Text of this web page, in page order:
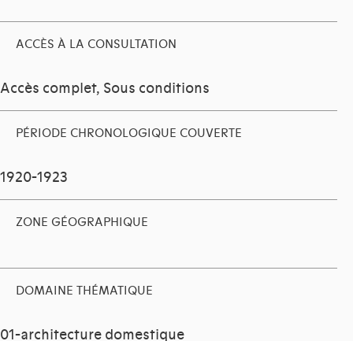
ACCÈS À LA CONSULTATION
Accès complet, Sous conditions
PÉRIODE CHRONOLOGIQUE COUVERTE
1920-1923
ZONE GÉOGRAPHIQUE
DOMAINE THÉMATIQUE
01-architecture domestique